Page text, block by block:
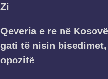
Zi
Qeveria e re në
gati të nisin bisedimet,
opozitë